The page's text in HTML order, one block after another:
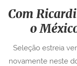
Com
o
Seleção estreia
novamente neste